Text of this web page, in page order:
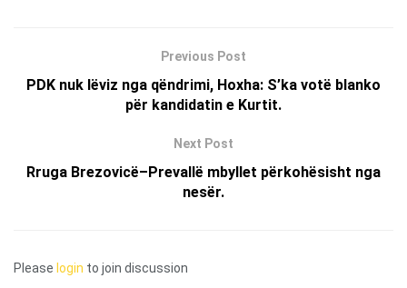
Previous Post
PDK nuk lëviz nga qëndrimi, Hoxha: S’ka votë blanko
për kandidatin e Kurtit.
Next Post
Rruga Brezovicë–Prevallë mbyllet përkohësisht nga
nesër.
Please login to join discussion